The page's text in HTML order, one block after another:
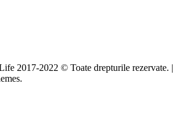
2017-2022 © Toate drepturile rezervate. |